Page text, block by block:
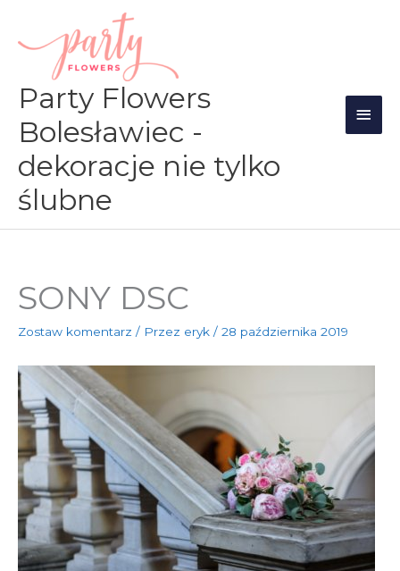
treści
Party Flowers
Bolesławiec -
dekoracje nie tylko
ślubne
SONY DSC
Zostaw komentarz / Przez eryk / 28 października 2019